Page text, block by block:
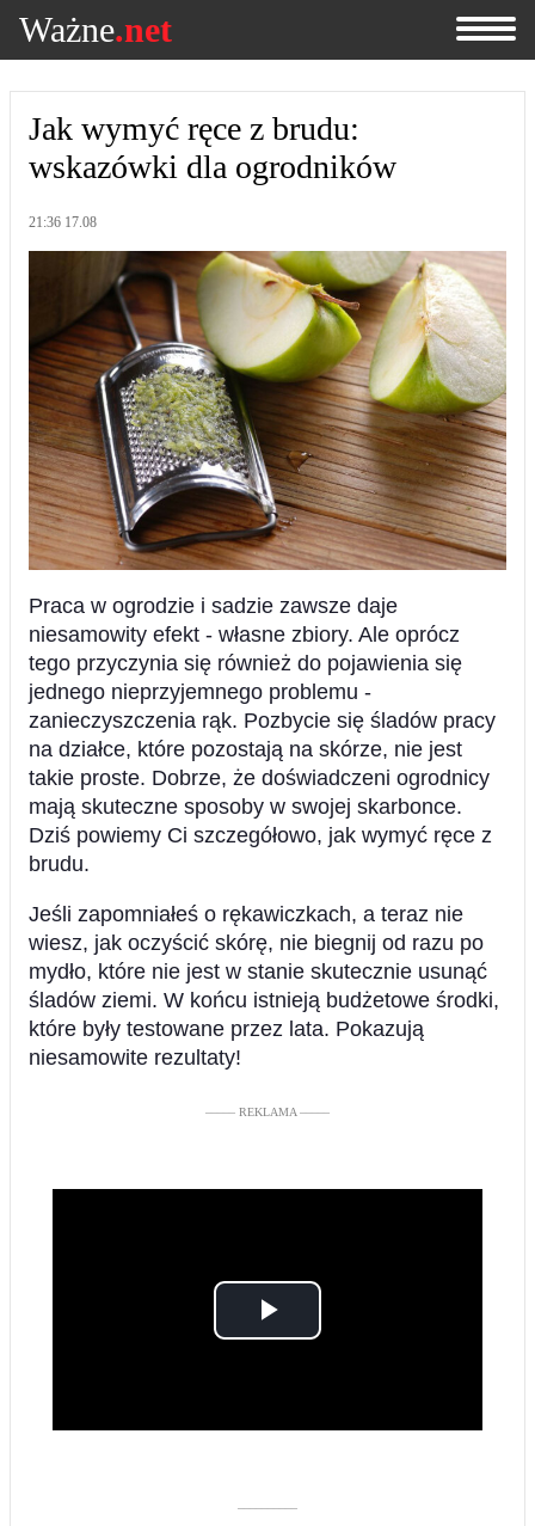
Ważne.net
Jak wymyć ręce z brudu:
wskazówki dla ogrodników
21:36 17.08
Praca w ogrodzie i sadzie zawsze daje
niesamowity efekt - własne zbiory. Ale oprócz
tego przyczynia się również do pojawienia się
jednego nieprzyjemnego problemu -
zanieczyszczenia rąk. Pozbycie się śladów pracy
na działce, które pozostają na skórze, nie jest
takie proste. Dobrze, że doświadczeni ogrodnicy
mają skuteczne sposoby w swojej skarbonce.
Dziś powiemy Ci szczegółowo, jak wymyć ręce z
brudu.
Jeśli zapomniałeś o rękawiczkach, a teraz nie
wiesz, jak oczyścić skórę, nie biegnij od razu po
mydło, które nie jest w stanie skutecznie usunąć
śladów ziemi. W końcu istnieją budżetowe środki,
które były testowane przez lata. Pokazują
niesamowite rezultaty!
––––– REKLAMA –––––
Play
––––––––––